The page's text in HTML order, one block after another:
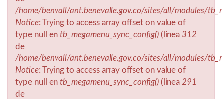
/home/benvall/ant.benevalle.gov.co/sites/all/modules/
Notice: Trying to access array offset on value of
type null en tb_megamenu_sync_config() (línea 312
de
/home/benvall/ant.benevalle.gov.co/sites/all/modules/
Notice: Trying to access array offset on value of
type null en tb_megamenu_sync_config() (línea 291
de